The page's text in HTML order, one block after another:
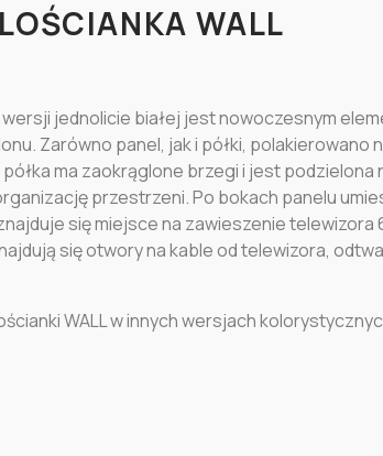
WALL
wersji jednolicie białej jest nowoczesnym
Zarówno panel, jak i półki, polakierowano
ma zaokrąglone brzegi i jest podzielona
przestrzeni. Po bokach panelu
się miejsce na zawieszenie telewizora
się otwory na kable od telewizora,
WALL w innych wersjach